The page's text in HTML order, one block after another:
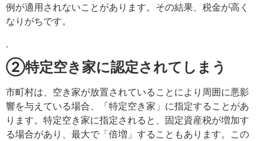
例が適用されないことがあります。その結果、税金が高く
なりがちです。
.
②特定空き家に認定されてしまう
市町村は、空き家が放置されていることにより周囲に悪影
響を与えている場合、「特定空き家」に指定することがあ
ります。特定空き家に指定されると、固定資産税が増加す
る場合があり、最大で「倍増」することもあります。この